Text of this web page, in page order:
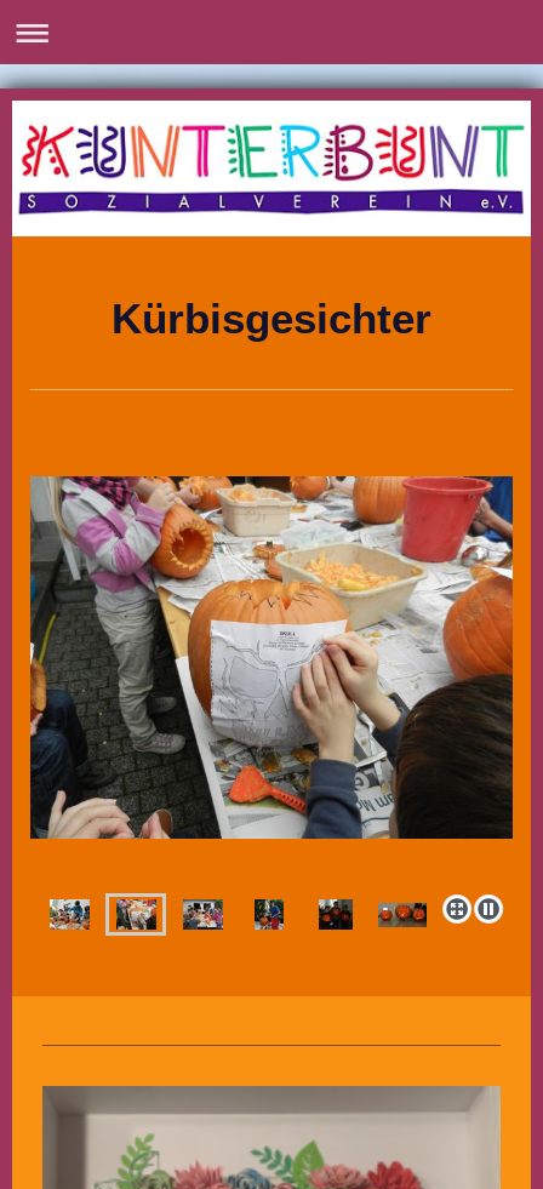
Kürbisgesichter